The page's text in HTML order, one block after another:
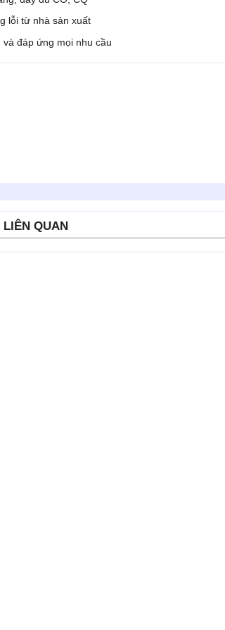
lỗi từ nhà sản xuất
đáp ứng mọi nhu cầu
QUAN